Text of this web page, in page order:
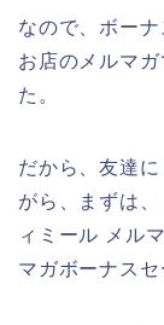
なので、ボー
お店のメルマ
た。
だから、友達
がら、まずは
ィミール メル
マガボーナスセ